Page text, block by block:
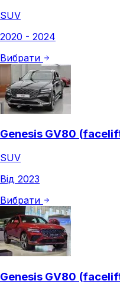
SUV
2020 - 2024
Вибрати
Genesis GV80
SUV
Від 2023
Вибрати
Genesis GV80